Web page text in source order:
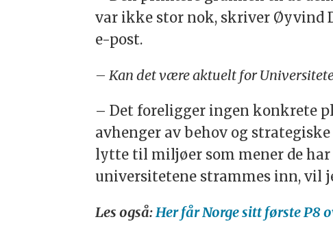
var ikke stor nok, skriver Øyvind
e-post.
– Kan det være aktuelt for
– Det foreligger ingen konkrete
avhenger av behov og
lytte til miljøer som mener de
universitetene strammes inn, vil
Les også: Her får Norge sitt første P8